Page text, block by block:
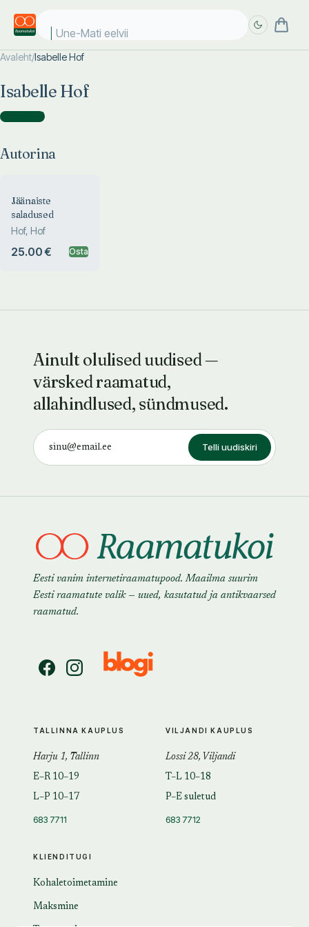
Une-Mati eelviim
Avaleht/Isabelle Hof
Isabelle Hof
Autorina )
Autorina
Jäänaiste
saladused
Hof, Hof
25.00 € Osta
Ainult olulised uudised —
värsked raamatud,
allahindlused, sündmused.
Telli uudiskiri
Eesti vanim internetiraamatupood. Maailma suurim
Eesti raamatute valik — uued, kasutatud ja antikvaarsed
raamatud.
KLIENDITUGI
Kohaletoimetamine
Maksmine
TALLINNA KAUPLUS
Harju 1, Tallinn
E–R 10–19
L–P 10–17
683 7711
VILJANDI KAUPLUS
Lossi 28, Viljandi
T–L 10–18
P–E suletud
683 7712